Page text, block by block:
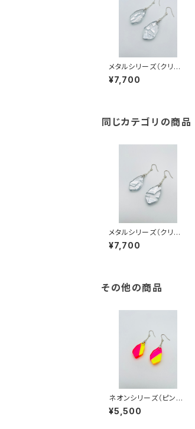
メタルシリーズ（クリア
系）MC-SS23003
¥7,700
同じカテゴリの商品
メタルシリーズ（クリア
系）MC-SS23004
¥7,700
その他の商品
ネオンシリーズ（ピンク
系）NP-SS25004
¥5,500